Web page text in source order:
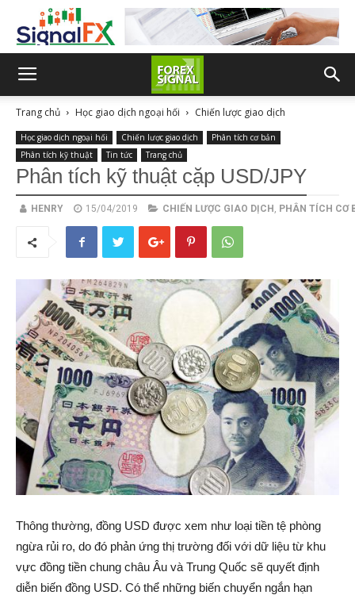
Trang chủ Học giao dịch ngoại hối Chiến lược giao dịch
Học giao dịch ngoại hối Chiến lược giao dịch
Phân tích cơ bản
Phân tích kỹ thuật
Tin tức Trang chủ
Phân tích kỹ thuật cặp USD/JPY
HENRY 15/04/2019 CHIẾN LƯỢC GIAO DỊCH , PHÂN TÍCH CƠ
Thông thường, đồng USD được xem như loại tiền tệ phòng
ngừa rủi ro, do đó phản ứng thị trường đối với dữ liệu từ khu
vực đồng tiền chung châu Âu và Trung Quốc sẽ quyết định
diễn biến đồng USD. Có thể những biến chuyển ngắn hạn